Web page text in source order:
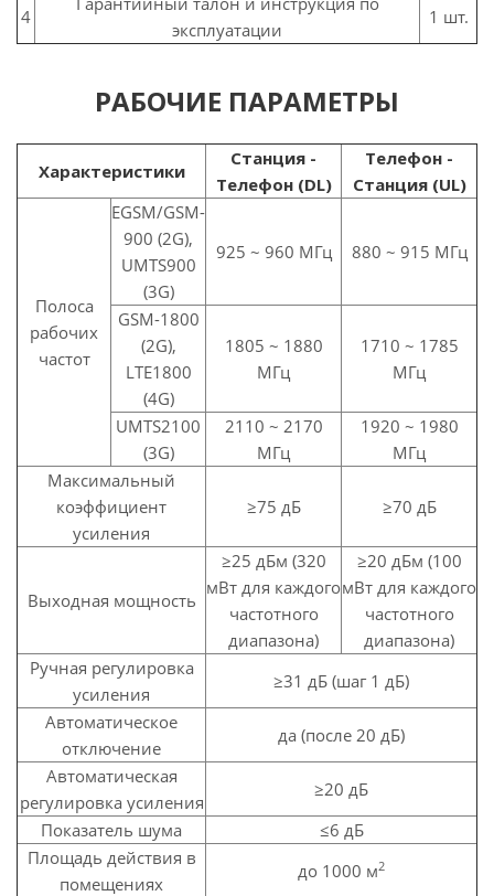
4
эксплуатации
1 шт.
РАБОЧИЕ ПАРАМЕТРЫ
Характеристики
Станция -
Телефон (DL)
Телефон -
Станция (UL)
Полоса
рабочих
частот
EGSM/GSM-
900 (2G),
UMTS900
(3G)
925 ~ 960 МГц 880 ~ 915 МГц
GSM-1800
(2G),
LTE1800
(4G)
1805 ~ 1880
MГц
1710 ~ 1785
MГц
UMTS2100
(3G)
2110 ~ 2170
МГц
1920 ~ 1980
МГц
Максимальный
коэффициент
усиления
≥75 дБ ≥70 дБ
Выходная мощность
≥25 дБм (320
мВт для каждого
частотного
диапазона)
≥20 дБм (100
мВт для каждого
частотного
диапазона)
Ручная регулировка
усиления
≥31 дБ (шаг 1 дБ)
Автоматическое
отключение
да (после 20 дБ)
Автоматическая
регулировка усиления
≥20 дБ
Показатель шума
≤6 дБ
Площадь действия в
помещениях
до 1000 м2